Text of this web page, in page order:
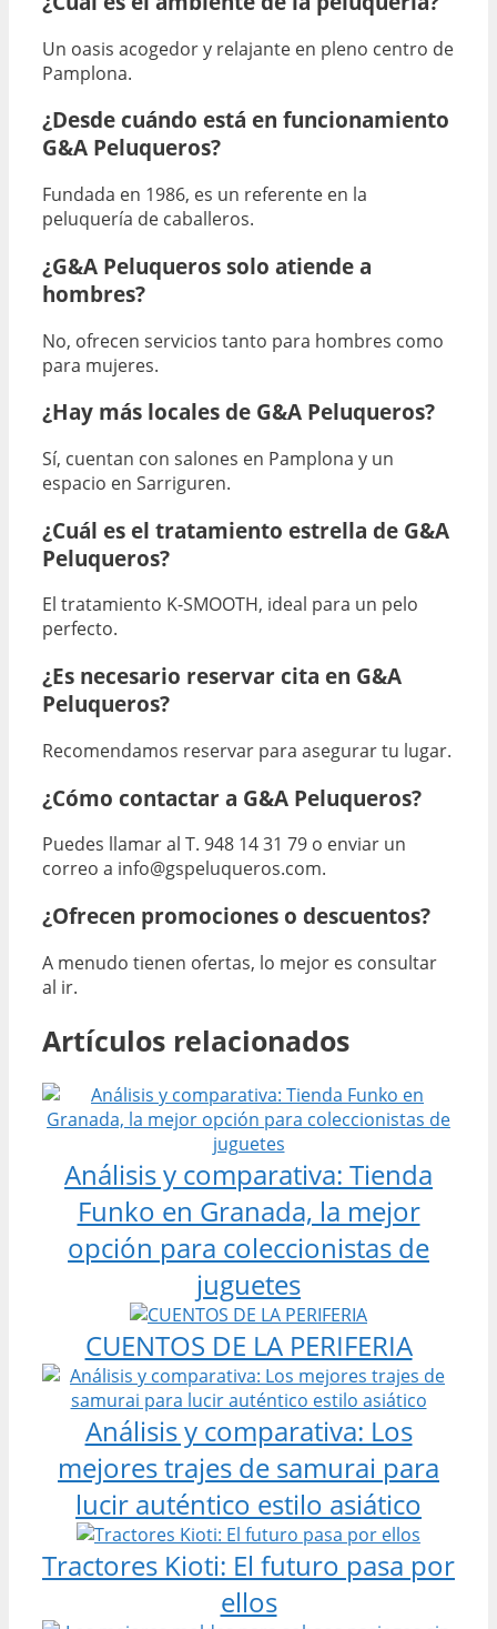
Un oasis acogedor y relajante en pleno centro de
Pamplona.
¿Desde cuándo está en funcionamiento
G&A Peluqueros?
Fundada en 1986, es un referente en la
peluquería de caballeros.
¿G&A Peluqueros solo atiende a
hombres?
No, ofrecen servicios tanto para hombres como
para mujeres.
¿Hay más locales de G&A Peluqueros?
Sí, cuentan con salones en Pamplona y un
espacio en Sarriguren.
¿Cuál es el tratamiento estrella de G&A
Peluqueros?
El tratamiento K-SMOOTH, ideal para un pelo
perfecto.
¿Es necesario reservar cita en G&A
Peluqueros?
Recomendamos reservar para asegurar tu lugar.
¿Cómo contactar a G&A Peluqueros?
Puedes llamar al T. 948 14 31 79 o enviar un
correo a info@gspeluqueros.com.
¿Ofrecen promociones o descuentos?
A menudo tienen ofertas, lo mejor es consultar
al ir.
Artículos relacionados
Análisis y comparativa: Tienda
Funko en Granada, la mejor
opción para coleccionistas de
juguetes
CUENTOS DE LA PERIFERIA
Análisis y comparativa: Los
mejores trajes de samurai para
lucir auténtico estilo asiático
Tractores Kioti: El futuro pasa por
ellos